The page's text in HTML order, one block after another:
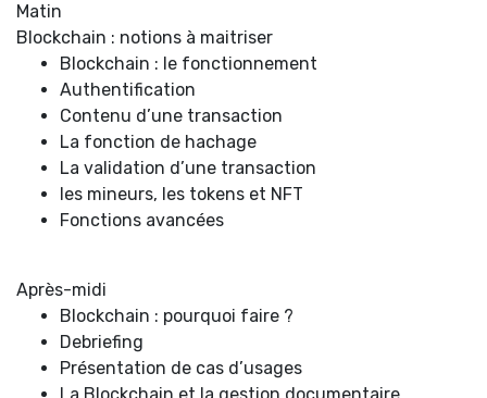
Matin
Blockchain : notions à maitriser
Blockchain : le fonctionnement
Authentification
Contenu d’une transaction
La fonction de hachage
La validation d’une transaction
les mineurs, les tokens et NFT
Fonctions avancées
Après-midi
Blockchain : pourquoi faire ?
Debriefing
Présentation de cas d’usages